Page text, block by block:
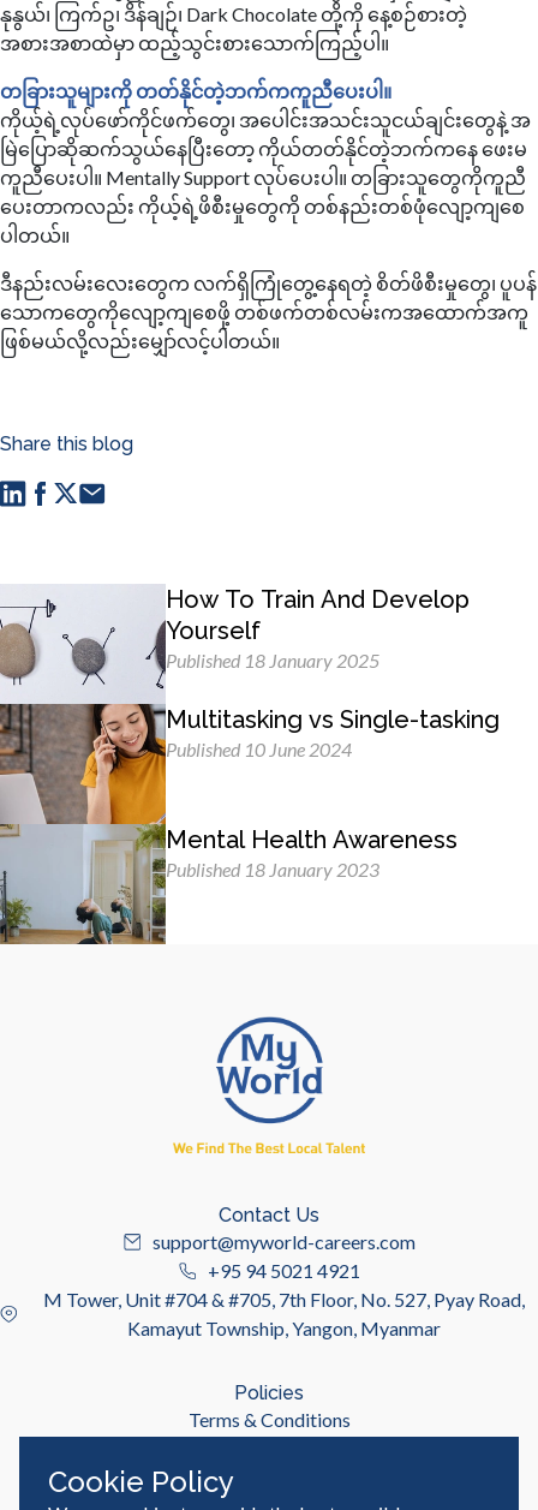
နုနွယ်၊ ကြက်ဥ၊ ဒိန်ချဉ်၊ Dark Chocolate တို့ကို နေ့စဉ်စားတဲ့
အစားအစာထဲမှာ ထည့်သွင်းစားသောက်ကြည့်ပါ။
တခြားသူများကို တတ်နိုင်တဲ့ဘက်ကကူညီပေးပါ။
ကိုယ့်ရဲ့လုပ်ဖော်ကိုင်ဖက်တွေ၊ အပေါင်းအသင်းသူငယ်ချင်းတွေနဲ့ အ
မြဲပြောဆိုဆက်သွယ်နေပြီးတော့ ကိုယ်တတ်နိုင်တဲ့ဘက်ကနေ ဖေးမ
ကူညီပေးပါ။ Mentally Support လုပ်ပေးပါ။ တခြားသူတွေကိုကူညီ
ပေးတာကလည်း ကိုယ့်ရဲ့ဖိစီးမှုတွေကို တစ်နည်းတစ်ဖုံလျော့ကျစေ
ပါတယ်။
ဒီနည်းလမ်းလေးတွေက လက်ရှိကြုံတွေ့နေရတဲ့ စိတ်ဖိစီးမှုတွေ၊ ပူပန်
သောကတွေကိုလျော့ကျစေဖို့ တစ်ဖက်တစ်လမ်းကအထောက်အကူ
ဖြစ်မယ်လို့လည်းမျှော်လင့်ပါတယ်။
Share this blog
How To Train And Develop
Yourself
Published 18 January 2025
Multitasking vs Single-tasking
Published 10 June 2024
Mental Health Awareness
Published 18 January 2023
Contact Us
support@myworld-careers.com
+95 94 5021 4921
M Tower, Unit #704 & #705, 7th Floor, No. 527, Pyay Road,
Kamayut Township, Yangon, Myanmar
Policies
Terms & Conditions
Cookie Policy